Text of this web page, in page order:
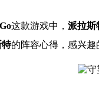
这款游戏中， 派拉斯
特的阵容心得，感兴